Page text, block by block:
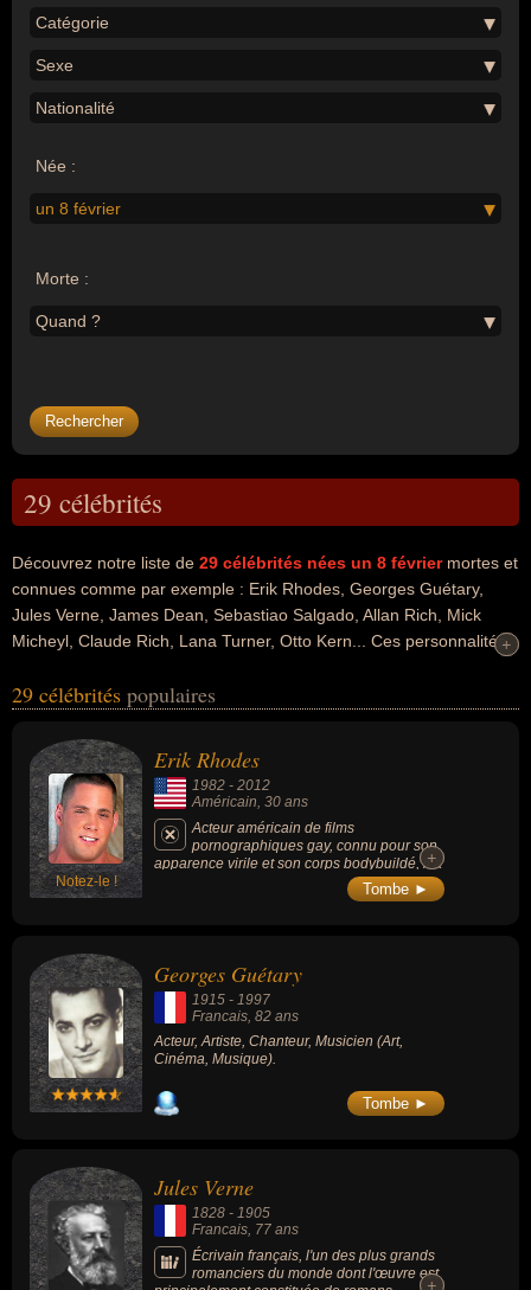
Catégorie
Sexe
Nationalité
Née :
un 8 février
Morte :
Quand ?
29 célébrités
Découvrez notre liste de 29 célébrités nées un 8 février mortes et
connues comme par exemple : Erik Rhodes, Georges Guétary,
Jules Verne, James Dean, Sebastiao Salgado, Allan Rich, Mick
Micheyl, Claude Rich, Lana Turner, Otto Kern... Ces personnalités
pornographie, de l'art, du cinéma, de la musique, de l'histoire, de la
de la sculpture, du théâtre ou de la mode. Ces célébrités peuvent
également avoir été artiste, star du x, acteur, chanteur, musicien,
écrivain, romancier, homme politique, humaniste, journaliste,
peintre, photographe, photojournaliste, chanteur de variétés,
sculpteur, dessinateur ou styliste. En ce qui concerne leurs
nationalités au moment de leurs morts, ils peuvent avoir été
américain, francais, brésilien ou allemand par exemple.
+
+
29 célébrités populaires
Notez-le !
Erik Rhodes
1982 - 2012
Américain, 30 ans
Acteur américain de films
pornographiques gay, connu pour son
apparence virile et son corps bodybuildé, il a
joué avec Matthew Rush dans « Heaven to
Hell » (2005) et une scène avec Brent
+
+
Tombe ►
Georges Guétary
1915 - 1997
Francais , 82 ans
Acteur, Artiste, Chanteur, Musicien (Art,
Cinéma, Musique).
Tombe ►
Jules Verne
1828 - 1905
Francais, 77 ans
Écrivain français, l'un des plus grands
romanciers du monde dont l'œuvre est
+
+